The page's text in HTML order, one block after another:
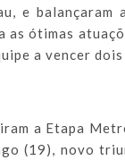
e balançaram
as ótimas
a vencer
a Etapa
(19), novo